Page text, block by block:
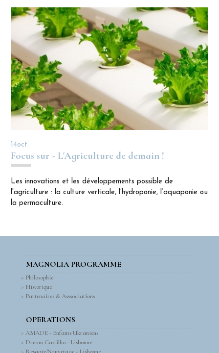
14oct.
Focus sur - L'Agriculture de demain !
Les innovations et les développements possible de
l'agriculture : la culture verticale, l’hydroponie, l’aquaponie ou
la permaculture.
MAGNOLIA PROGRAMME
Philosophie
Historique
Partenaires & Asssociations
OPERATIONS
AMADE - Enfants Ukraniens
Dream Castilho - Lisbonne